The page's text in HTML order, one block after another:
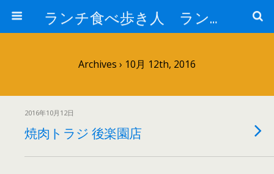
ランチ食べ歩き人 ランチパスポートで美味しいランチ 安い 贅沢 おいしい
Archives › 10月 12th, 2016
2016年10月12日
焼肉トラジ 後楽園店